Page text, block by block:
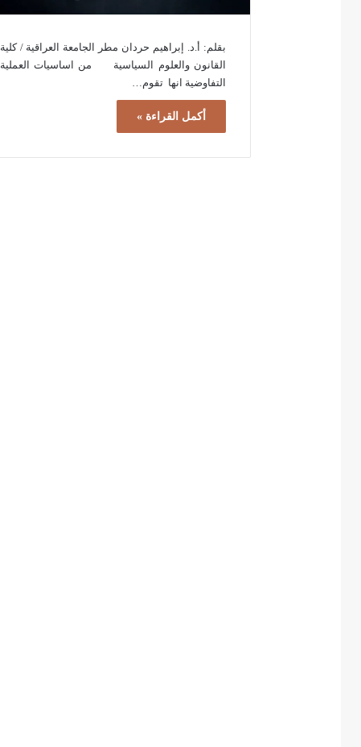
بقلم: أ.د. إبراهيم حردان مطر الجامعة العراقية / كلية
القانون والعلوم السياسية من اساسيات العملية
التفاوضية انها تقوم…
أكمل القراءة »